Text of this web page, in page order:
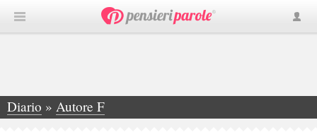
Diario » Autore F
»Francesca Genna